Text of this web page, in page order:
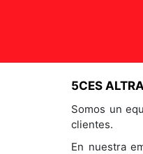
5CES
Somos un
clientes.
En nuestra